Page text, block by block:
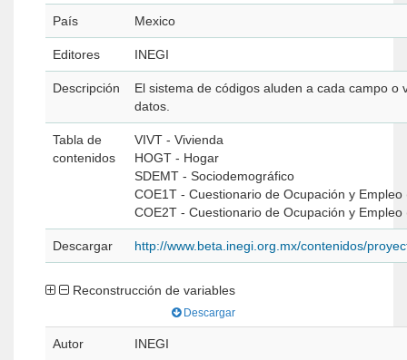
País Mexico
Editores INEGI
Descripción
El sistema de códigos aluden a cada campo
datos.
Tabla de
contenidos
VIVT - Vivienda
HOGT - Hogar
SDEMT - Sociodemográfico
COE1T - Cuestionario de Ocupación y
COE2T - Cuestionario de Ocupación y
Descargar http://www.beta.inegi.org.mx/contenidos/
Reconstrucción de variables
Descargar
Autor INEGI